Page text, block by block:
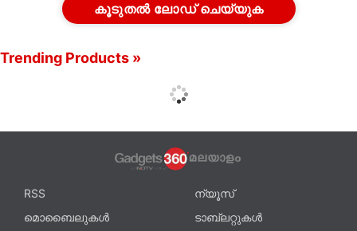
കൂടുതൽ ലോഡ് ചെയ്യുക
Trending Products »
RSS
ന്യൂസ്
മൊബൈലുകൾ
ടാബ്‌ലറ്റുകൾ